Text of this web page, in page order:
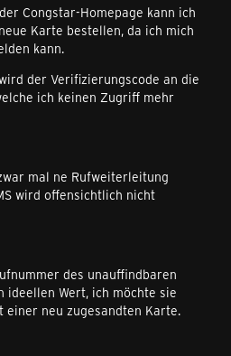
Congstar-Homepage kann ich
Karte bestellen, da ich mich
kann.
der Verifizierungscode an die
ich keinen Zugriff mehr
mal ne Rufweiterleitung
wird offensichtlich nicht
des unauffindbaren
ideellen Wert, ich möchte sie
einer neu zugesandten Karte.